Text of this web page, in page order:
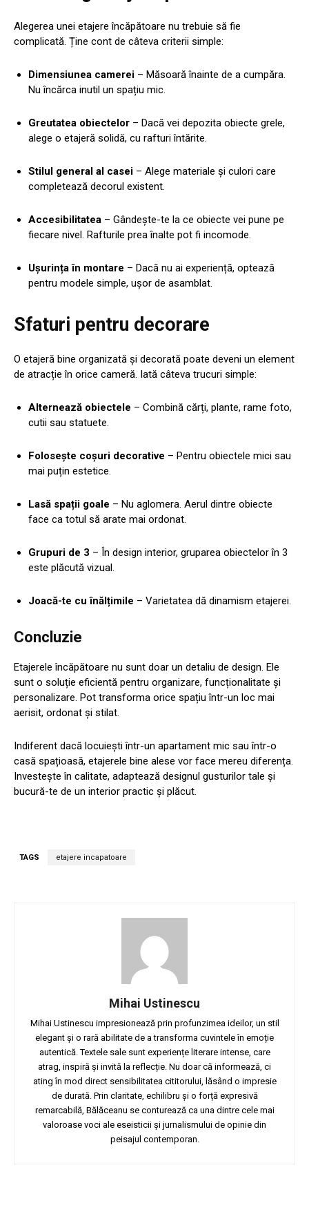
Alegerea unei etajere încăpătoare nu trebuie să fie
complicată. Ține cont de câteva criterii simple:
Dimensiunea camerei – Măsoară înainte de a cumpăra.
Nu încărca inutil un spațiu mic.
Greutatea obiectelor – Dacă vei depozita obiecte grele,
alege o etajeră solidă, cu rafturi întărite.
Stilul general al casei – Alege materiale și culori care
completează decorul existent.
Accesibilitatea – Gândește-te la ce obiecte vei pune pe
fiecare nivel. Rafturile prea înalte pot fi incomode.
Ușurința în montare – Dacă nu ai experiență, optează
pentru modele simple, ușor de asamblat.
Sfaturi pentru decorare
O etajeră bine organizată și decorată poate deveni un element
de atracție în orice cameră. Iată câteva trucuri simple:
Alternează obiectele – Combină cărți, plante, rame foto,
cutii sau statuete.
Folosește coșuri decorative – Pentru obiectele mici sau
mai puțin estetice.
Lasă spații goale – Nu aglomera. Aerul dintre obiecte
face ca totul să arate mai ordonat.
Grupuri de 3 – În design interior, gruparea obiectelor în 3
este plăcută vizual.
Joacă-te cu înălțimile – Varietatea dă dinamism etajerei.
Concluzie
Etajerele încăpătoare nu sunt doar un detaliu de design. Ele
sunt o soluție eficientă pentru organizare, funcționalitate și
personalizare. Pot transforma orice spațiu într-un loc mai
aerisit, ordonat și stilat.
Indiferent dacă locuiești într-un apartament mic sau într-o
casă spațioasă, etajerele bine alese vor face mereu diferența.
Investește în calitate, adaptează designul gusturilor tale și
bucură-te de un interior practic și plăcut.
TAGS etajere incapatoare
Mihai Ustinescu
Mihai Ustinescu impresionează prin profunzimea ideilor, un stil
elegant și o rară abilitate de a transforma cuvintele în emoție
autentică. Textele sale sunt experiențe literare intense, care
atrag, inspiră și invită la reflecție. Nu doar că informează, ci
ating în mod direct sensibilitatea cititorului, lăsând o impresie
de durată. Prin claritate, echilibru și o forță expresivă
remarcabilă, Bălăceanu se conturează ca una dintre cele mai
valoroase voci ale eseisticii și jurnalismului de opinie din
peisajul contemporan.